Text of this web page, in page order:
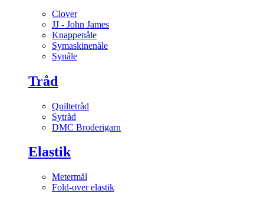
Clover
JJ - John James
Knappenåle
Symaskinenåle
Synåle
Tråd
Quiltetråd
Sytråd
DMC Broderigarn
Elastik
Metermål
Fold-over elastik